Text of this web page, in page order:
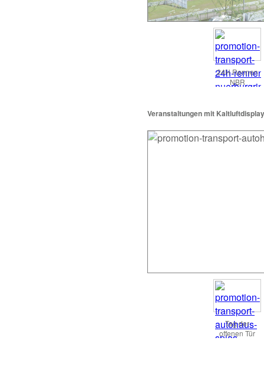
24H Rennen
NBR
Veranstaltungen mit
Tag der
offenen Tür